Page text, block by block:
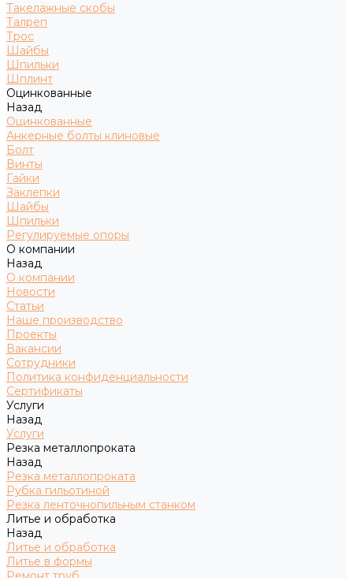
Такелажные скобы
Талреп
Трос
Шайбы
Шпильки
Шплинт
Оцинкованные
Назад
Оцинкованные
Анкерные болты клиновые
Болт
Винты
Гайки
Заклепки
Шайбы
Шпильки
Регулируемые опоры
О компании
Назад
О компании
Новости
Статьи
Наше производство
Проекты
Вакансии
Сотрудники
Политика конфиденциальности
Сертификаты
Услуги
Назад
Услуги
Резка металлопроката
Назад
Резка металлопроката
Рубка гильотиной
Резка ленточнопильным станком
Литье и обработка
Назад
Литье и обработка
Литье в формы